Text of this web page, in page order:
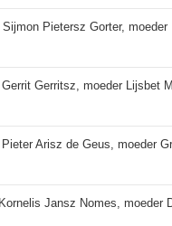
Sijmon Pietersz Gorter,
Gerritsz, moeder Lijsbet
Arisz de Geus, moeder
Jansz Nomes, moeder